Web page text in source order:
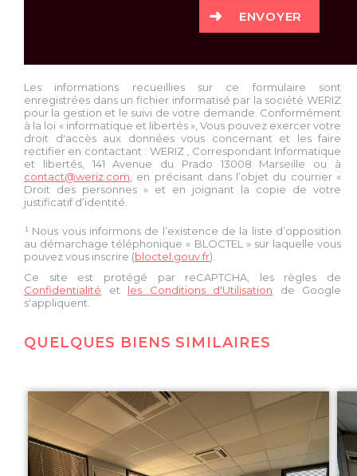
ENVOYER
Les informations recueillies sur ce formulaire sont
enregistrées dans un fichier informatisé par la société WERIZ
pour la gestion et le suivi de votre demande. Conformément
à la loi « informatique et libertés », Vous pouvez exercer votre
droit d'accès aux données vous concernant et les faire
rectifier en contactant : WERIZ
, Correspondant Informatique
et libertés, 141 Avenue du Prado 13008 Marseille ou à
contact@weriz.com , en précisant dans l’objet du courrier «
Droit des personnes » et en joignant la copie de votre
justificatif d’identité.
¹ Nous vous informons de l’existence de la liste d’opposition
au démarchage téléphonique « BLOCTEL » sur laquelle vous
pouvez vous inscrire (bloctel.gouv.fr).
Ce site est protégé par reCAPTCHA, les règles de
Confidentialité et les Conditions d'Utilisation de Google
s'appliquent.
QUELQUES BIENS SIMILAIRES